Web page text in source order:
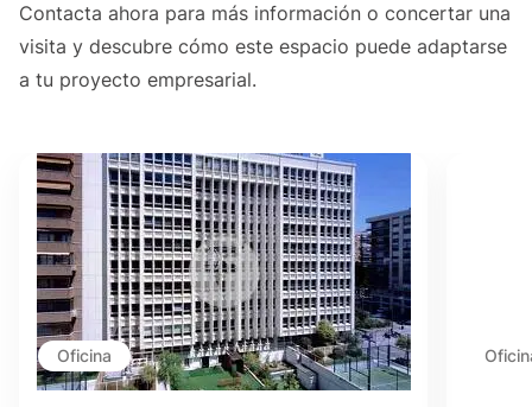
Contacta ahora para más información o concertar una
visita y descubre cómo este espacio puede adaptarse
a tu proyecto empresarial.
Oficina